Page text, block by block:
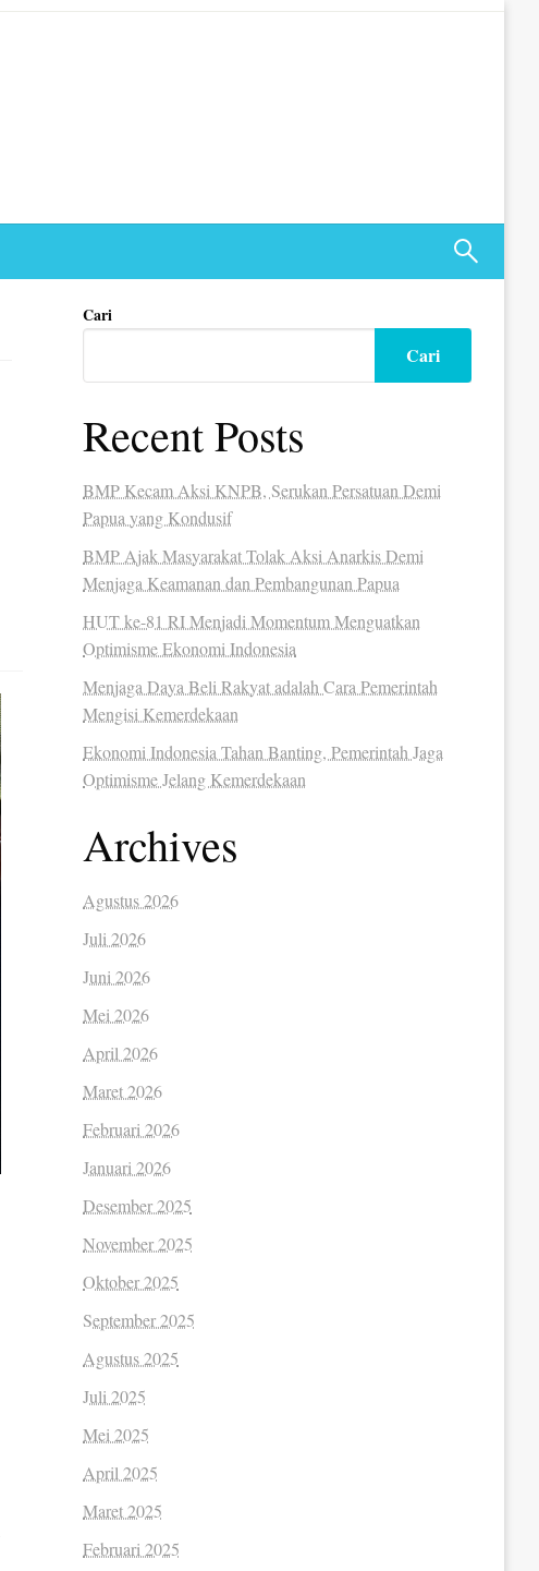
Cari
Cari
Recent Posts
BMP Kecam Aksi KNPB, Serukan Persatuan Demi
Papua yang Kondusif
BMP Ajak Masyarakat Tolak Aksi Anarkis Demi
Menjaga Keamanan dan Pembangunan Papua
HUT ke-81 RI Menjadi Momentum Menguatkan
Optimisme Ekonomi Indonesia
Menjaga Daya Beli Rakyat adalah Cara Pemerintah
Mengisi Kemerdekaan
Ekonomi Indonesia Tahan Banting, Pemerintah Jaga
Optimisme Jelang Kemerdekaan
Archives
Agustus 2026
Juli 2026
Juni 2026
Mei 2026
April 2026
Maret 2026
Februari 2026
Januari 2026
Desember 2025
November 2025
Oktober 2025
September 2025
Agustus 2025
Juli 2025
Mei 2025
April 2025
Maret 2025
Februari 2025